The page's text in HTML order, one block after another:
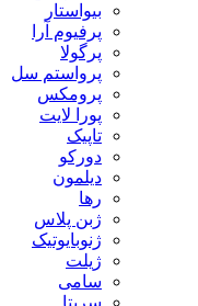
بیواستار
پرفیوم آرا
پرگولا
پرواستم سل
پرومکس
پورا لایت
تاپیک
دورکو
دیلمون
رها
ژبن پلاس
ژنوبایوتیک
ژیلت
سامی
سریتا